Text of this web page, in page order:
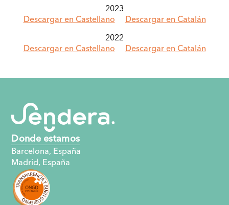
2023
Descargar en Castellano
Descargar en Catalán
2022
Descargar en Castellano
Descargar en Catalán
Donde estamos
Barcelona, España
Madrid, España